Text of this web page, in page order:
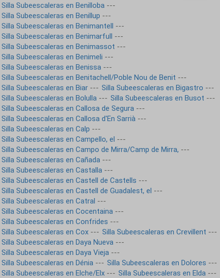
Silla Subeescaleras en Benilloba ---
Silla Subeescaleras en Benillup ---
Silla Subeescaleras en Benimantell ---
Silla Subeescaleras en Benimarfull ---
Silla Subeescaleras en Benimassot ---
Silla Subeescaleras en Benimeli ---
Silla Subeescaleras en Benissa ---
Silla Subeescaleras en Benitachell/Poble Nou de Benit ---
Silla Subeescaleras en Biar --- Silla Subeescaleras en Bigastro ---
Silla Subeescaleras en Bolulla --- Silla Subeescaleras en Busot ---
Silla Subeescaleras en Callosa de Segura ---
Silla Subeescaleras en Callosa d'En Sarrià ---
Silla Subeescaleras en Calp ---
Silla Subeescaleras en Campello, el ---
Silla Subeescaleras en Campo de Mirra/Camp de Mirra, ---
Silla Subeescaleras en Cañada ---
Silla Subeescaleras en Castalla ---
Silla Subeescaleras en Castell de Castells ---
Silla Subeescaleras en Castell de Guadalest, el ---
Silla Subeescaleras en Catral ---
Silla Subeescaleras en Cocentaina ---
Silla Subeescaleras en Confrides ---
Silla Subeescaleras en Cox --- Silla Subeescaleras en Crevillent ---
Silla Subeescaleras en Daya Nueva ---
Silla Subeescaleras en Daya Vieja ---
Silla Subeescaleras en Dénia --- Silla Subeescaleras en Dolores ---
Silla Subeescaleras en Elche/Elx --- Silla Subeescaleras en Elda ---